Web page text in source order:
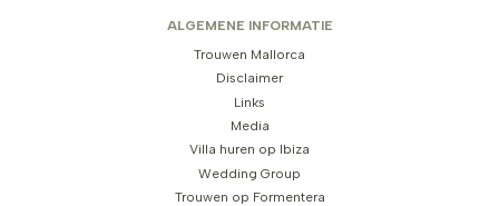
ALGEMENE INFORMATIE
Trouwen Mallorca
Disclaimer
Links
Media
Villa huren op Ibiza
Wedding Group
Trouwen op Formentera